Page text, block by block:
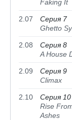
Faking It
2.07
Серия 7
Ghetto
2.08
Серия 8
A House
2.09
Серия 9
Climax
2.10
Серия 10
Rise
Ashes